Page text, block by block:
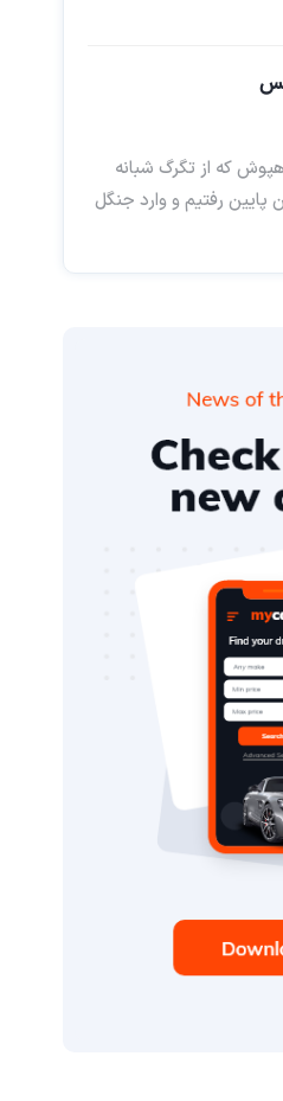
که از تگرگ شبانه
رفتیم و وارد جنگل